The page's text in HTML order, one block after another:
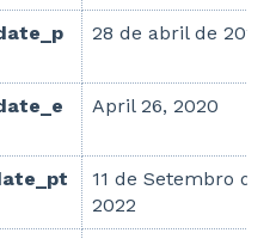
28 de abril de 2020
April 26, 2020
11 de Setembro de
2022